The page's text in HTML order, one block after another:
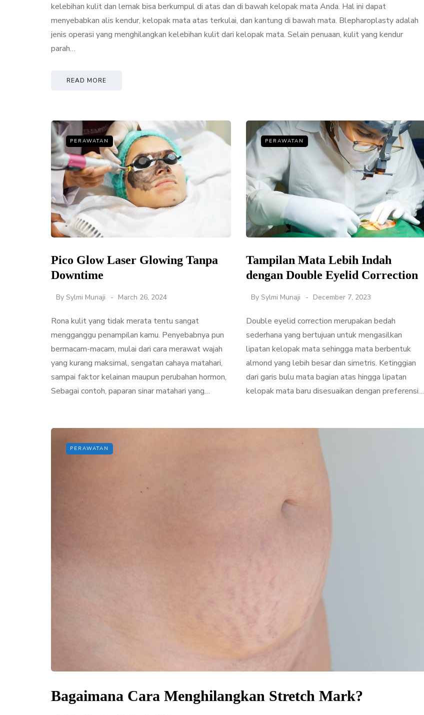
kelebihan kulit dan lemak bisa berkumpul di atas dan di bawah kelopak mata Anda. Hal ini dapat
menyebabkan alis kendur, kelopak mata atas terkulai, dan kantung di bawah mata. Blepharoplasty adalah
jenis operasi yang menghilangkan kelebihan kulit dari kelopak mata. Selain penuaan, kulit yang kendur
parah…
READ MORE
PERAWATAN
Pico Glow Laser Glowing Tanpa
Downtime
By Sylmi Munaji March 26, 2024
Rona kulit yang tidak merata tentu sangat
mengganggu penampilan kamu. Penyebabnya pun
bermacam-macam, mulai dari cara merawat wajah
yang kurang maksimal, sengatan cahaya matahari,
sampai faktor kelainan maupun perubahan hormon,
Sebagai contoh, paparan sinar matahari yang…
PERAWATAN
Tampilan Mata Lebih Indah
dengan Double Eyelid Correction
By Sylmi Munaji December 7, 2023
Double eyelid correction merupakan bedah
sederhana yang bertujuan untuk mengasilkan
lipatan kelopak mata sehingga mata berbentuk
almond yang lebih besar dan simetris. Ketinggian
dari garis bulu mata bagian atas hingga lipatan
kelopak mata baru disesuaikan dengan preferensi…
PERAWATAN
Bagaimana Cara Menghilangkan Stretch Mark?